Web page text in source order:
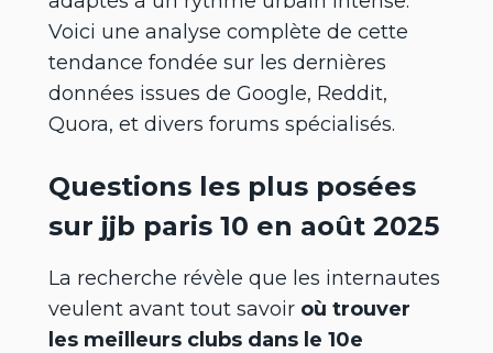
Voici une analyse complète de cette
tendance fondée sur les dernières
données issues de Google, Reddit,
Quora, et divers forums spécialisés.
Questions les plus posées
sur jjb paris 10 en août 2025
La recherche révèle que les internautes
veulent avant tout savoir où trouver
les meilleurs clubs dans le 10e